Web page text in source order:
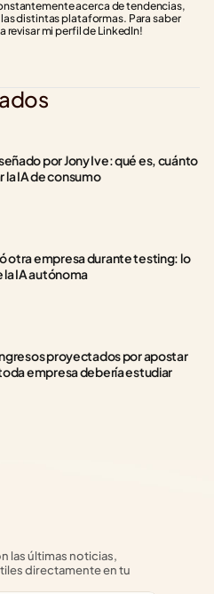
acerca de tendencias,
distintas plataformas. Para saber
revisar mi perfil de LinkedIn!
por Jony Ive: qué es, cuánto
IA de consumo
otra empresa durante testing: lo
la IA autónoma
proyectados por apostar
empresa debería estudiar
las últimas noticias,
directamente en tu